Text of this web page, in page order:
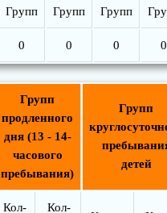
Групп Групп Групп
0 0 0 0
Групп
продленного
дня (13 - 14-
часового
пребывания)
Групп
детей
Кол-
Кол-